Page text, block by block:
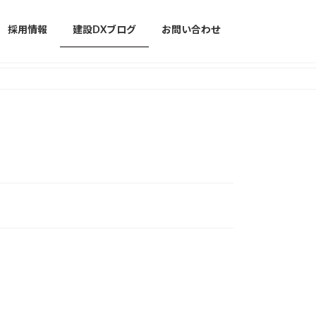
採用情報 建設DXブログ お問い合わせ